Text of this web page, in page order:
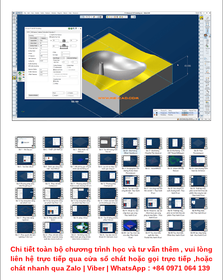
Chi tiết toàn bộ chương trình học và tư vấn thêm , vui lòng
liên hệ trực tiếp qua cửa sổ chát hoặc gọi trực tiếp ,hoặc
chát nhanh qua Zalo | Viber | WhatsApp : +84 0971 064 139